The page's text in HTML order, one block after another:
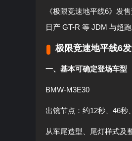
《极限竞速地平线6》发
日产 GT-R 等 JDM 与超
极限竞速地平线6
一、基本可确定登场车型
BMW-M3E30
出镜节点：约12秒、46秒
从车尾造型、尾灯样式及